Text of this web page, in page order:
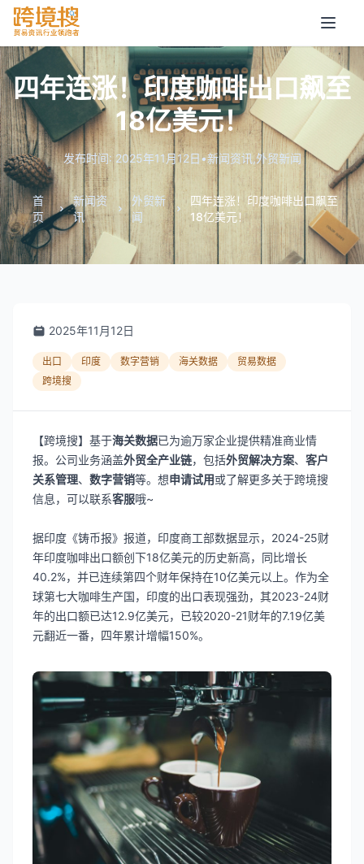
四年连涨！印度咖啡出口飙至
18亿美元！
发布时间: 2025年11月12日 •新闻资讯,外贸新闻
首
页
新闻资
讯
外贸新
闻
四年连涨！印度咖啡出口飙至
18亿美元！
2025年11月12日
出口 印度 数字营销 海关数据
贸易数据
跨境搜
【跨境搜】基于海关数据已为逾万家企业提供精准商业情
报。公司业务涵盖外贸全产业链，包括外贸解决方案、 客户
关系管理、 数字营销等。想申请试用或了解更多关于跨境搜
信息，可以联系客服哦~
据印度《铸币报》报道，印度商工部数据显示，2024-25财
年印度咖啡出口额创下18亿美元的历史新高，同比增长
40.2%，并已连续第四个财年保持在10亿美元以上。作为全
球第七大咖啡生产国，印度的出口表现强劲，其2023-24财
年的出口额已达12.9亿美元，已较2020-21财年的7.19亿美
元翻近一番，四年累计增幅150%。